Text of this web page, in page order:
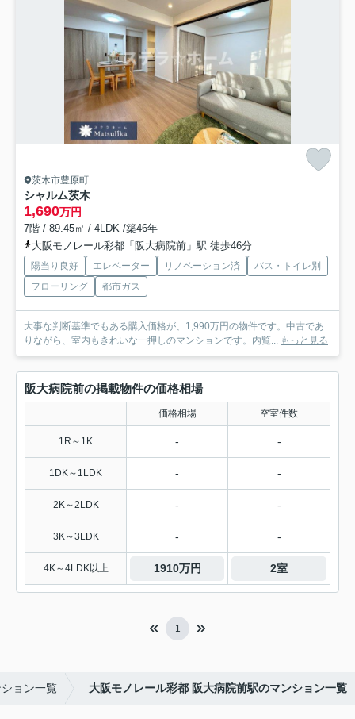
茨木市豊原町
シャルム茨木
1,690万円
7階 / 89.45㎡ / 4LDK /築46年
大阪モノレール彩都「阪大病院前」駅 徒歩46分
陽当り良好 エレベーター リノベーション済
バス・トイレ別
フローリング
都市ガス
大事な判断基準でもある購入価格が、1,990万円の物件です。中古であ
りながら、室内もきれいな一押しのマンションです。内覧... もっと見る
阪大病院前の掲載物件の価格相場
価格相場 空室件数
1R～1K - -
1DK～1LDK - -
2K～2LDK - -
3K～3LDK - -
4K～4LDK以上 1910万円 2室
1
ョン一覧 大阪モノレール彩都 阪大病院前駅のマンション一覧